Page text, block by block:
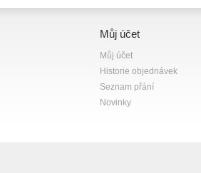
Můj účet
Můj účet
Historie objednávek
Seznam přání
Novinky